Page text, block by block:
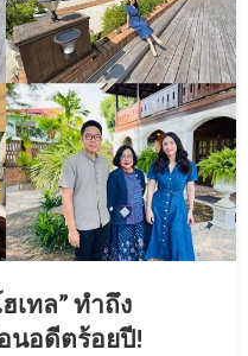
เทล” ทำถึง
นอดีตร้อยปี!